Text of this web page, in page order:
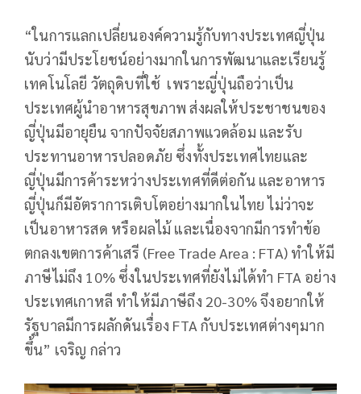
“ในการแลกเปลี่ยนองค์ความรู้กับทางประเทศญี่ปุ่น
นับว่ามีประโยชน์อย่างมากในการพัฒนาและเรียนรู้
เทคโนโลยี วัตถุดิบที่ใช้ เพราะญี่ปุ่นถือว่าเป็น
ประเทศผู้นำอาหารสุขภาพ ส่งผลให้ประชาชนของ
ญี่ปุ่นมีอายุยืน จากปัจจัยสภาพแวดล้อม และรับ
ประทานอาหารปลอดภัย ซึ่งทั้งประเทศไทยและ
ญี่ปุ่นมีการค้าระหว่างประเทศที่ดีต่อกัน และอาหาร
ญี่ปุ่นก็มีอัตราการเติบโตอย่างมากในไทย ไม่ว่าจะ
เป็นอาหารสด หรือผลไม้ และเนื่องจากมีการทำข้อ
ตกลงเขตการค้าเสรี (Free Trade Area : FTA) ทำให้มี
ภาษีไม่ถึง 10% ซึ่งในประเทศที่ยังไม่ได้ทำ FTA อย่าง
ประเทศเกาหลี ทำให้มีภาษีถึง 20-30% จึงอยากให้
รัฐบาลมีการผลักดันเรื่อง FTA กับประเทศต่างๆมาก
ขึ้น” เจริญ กล่าว